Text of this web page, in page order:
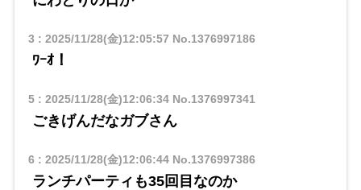
3 : 2025/11/28(金)12:05:57 No.1376997186
ﾜｰｵ！
5: 2025/11/28(金)12:06:34No.1376997341
ごきげんだなガブさん
6 : 2025/11/28(金)12:06:44No.1376997386
ランチパーティも35回目なのか